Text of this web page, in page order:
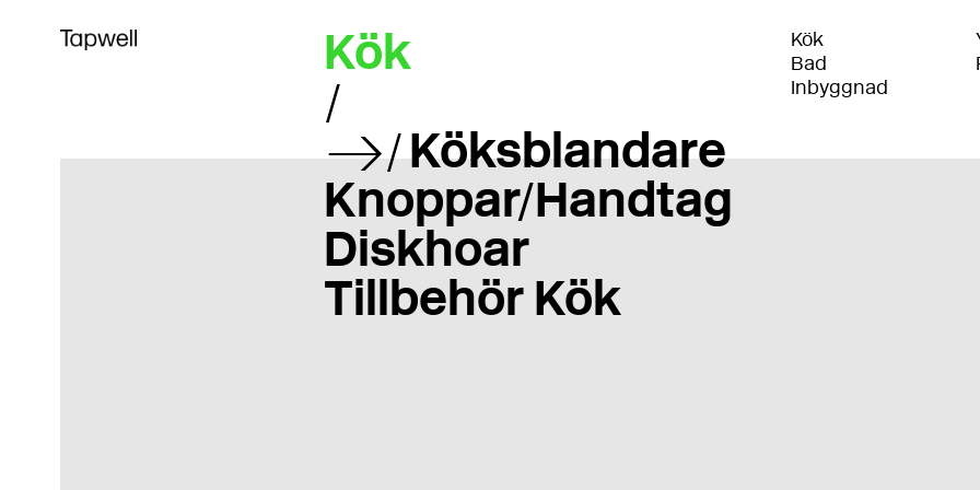
Kök
Köksblandare
Knoppar/Handtag
Diskhoar
Tillbehör Kök
Kök
Bad
Inbyggnad